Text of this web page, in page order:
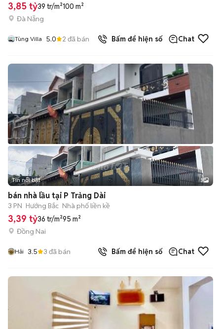
3,85 tỷ39 tr/m²100 m²
Đà Nẵng
Tùng Villa 5.0 2 đã bán Bấm để hiện số Chat
Tin nổi bật 3
bán nhà lầu tại P Trảng Dài
3 PN Hướng Bắc Nhà phố liền kề
3,39 tỷ36 tr/m²95 m²
Đồng Nai
Hải 3.5 3 đã bán Bấm để hiện số Chat